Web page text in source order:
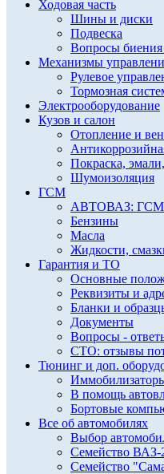
Ходовая часть
Шины и диски
Подвеска
Вопросы биения
Механизмы
Рулевое
Тормозная
Электрооборудование
Кузов и салон
Отопление и
Покраска,
Шумоизоляция
ГСМ
АВТОВАЗ: ГСМ
Бензины
Масла
Жидкости,
Гарантия и ТО
Основные
Реквизиты и
Бланки и
Документы
Вопросы -
СТО: отзывы
Тюнинг и доп.
В помощь
Бортовые
Все об автомобилях
Выбор
Семейство ВАЗ-
Семейство